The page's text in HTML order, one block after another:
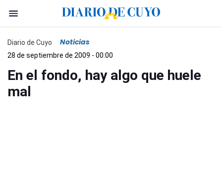
Diario de Cuyo Noticias
28 de septiembre de 2009 - 00:00
En el fondo, hay algo que huele
mal